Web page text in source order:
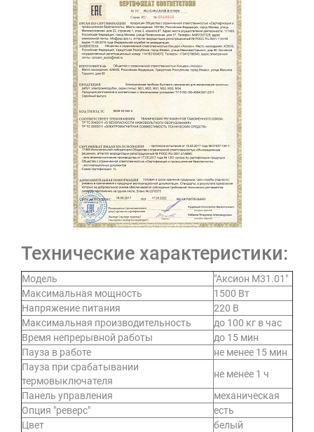
Технические характеристики:
Модель
"Аксион М31.01"
Максимальная мощность
1500 Вт
Напряжение питания
220 В
Максимальная производительность
до 100 кг в час
Время непрерывной работы
до 15 мин
Пауза в работе
не менее 15 мин
Пауза при срабатывании
термовыключателя
не менее 1 ч
Панель управления
механическая
Опция "реверс"
есть
Цвет
белый